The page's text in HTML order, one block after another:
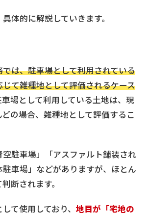
体的に解説していきます。
は、駐車場として利用されている
て雑種地として評価されるケース
場として利用している土地は、現
の場合、雑種地として評価するこ
駐車場」「アスファルト舗装され
車場」などがありますが、ほとん
断されます。
て使用しており、 地目が「宅地の